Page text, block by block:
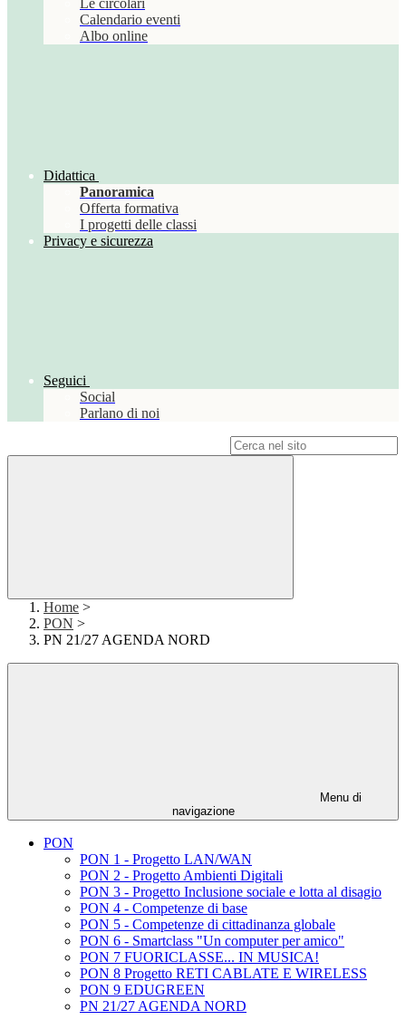
Le circolari
Calendario eventi
Albo online
Didattica
Panoramica
Offerta formativa
I progetti delle classi
Privacy e sicurezza
Seguici
Social
Parlano di noi
Home >
PON >
PN 21/27 AGENDA NORD
Menu di
navigazione
PON
PON 1 - Progetto LAN/WAN
PON 2 - Progetto Ambienti Digitali
PON 3 - Progetto Inclusione sociale e lotta al disagio
PON 4 - Competenze di base
PON 5 - Competenze di cittadinanza globale
PON 6 - Smartclass "Un computer per amico"
PON 7 FUORICLASSE... IN MUSICA!
PON 8 Progetto RETI CABLATE E WIRELESS
PON 9 EDUGREEN
PN 21/27 AGENDA NORD